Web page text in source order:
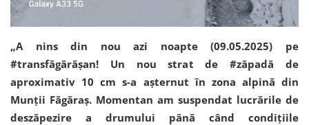
„A nins din nou azi noapte (09.05.2025) pe
#transfăgărășan! Un nou strat de #zăpadă de
aproximativ 10 cm s-a așternut în zona alpină din
Munții Făgăraș. Momentan am suspendat lucrările de
deszăpezire a drumului până când condițiile